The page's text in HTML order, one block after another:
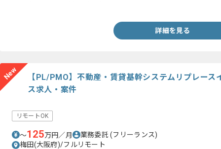
詳細を見る
New
【PL/PMO】不動産・賃貸基幹システムリプレー
ス求人・案件
リモートOK
〜125万円／月 業務委託(フリーランス)
梅田(大阪府)/フルリモート